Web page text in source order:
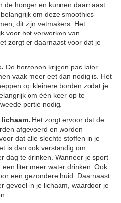
de honger en kunnen daarnaast
om deze smoothies
dit zijn vetmakers. Het
voor het verwerken van
zorgt er daarnaast voor dat je
De hersenen krijgen pas later
vaak meer eet dan nodig is. Het
op kleinere borden zodat je
om één keer op te
portie nodig.
Het zorgt ervoor dat de
afgevoerd en worden
dat alle slechte stoffen in je
is dan ook verstandig om
dag te drinken. Wanneer je sport
liter meer water drinken. Ook
een gezondere huid. Daarnaast
gevoel in je lichaam, waardoor je